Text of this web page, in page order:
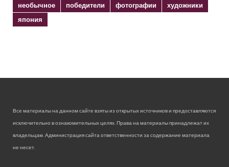
необычное
победители фотографии
художники
япония
Все материалы на данном сайте взяты из открытых источников и предоставляются
исключительно в ознакомительных целях. Права на материалы принадлежат их
владельцам. Администрация сайта ответственности за содержание материала
не несет.